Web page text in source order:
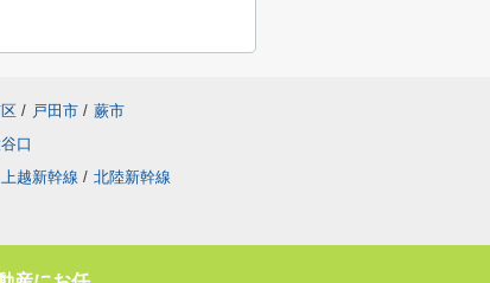
/ 戸田市 / 蕨市
口
上越新幹線 / 北陸新幹線